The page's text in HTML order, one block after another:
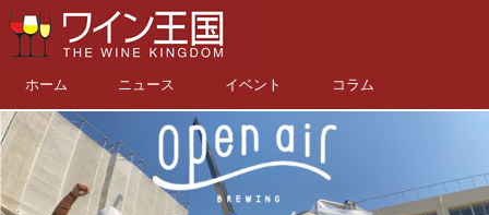
ホーム ニュース イベント コラム